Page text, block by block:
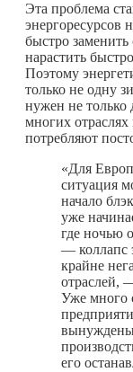
Эта проблема
энергоресурсов
быстро
нарастить
Поэтому
только не одну
нужен не только
многих
потребляют
«Для
ситуация
начало
уже
где ночью
— коллапс
крайне
отраслей,
Уже много
его